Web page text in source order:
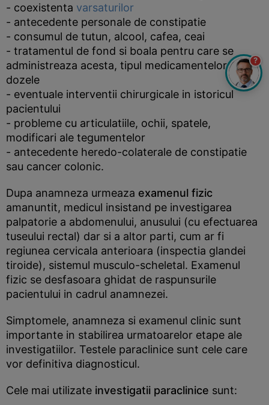
- coexistenta varsaturilor
- antecedente personale de constipatie
- consumul de tutun, alcool, cafea, ceai
- tratamentul de fond si boala pentru care se
administreaza acesta, tipul medicamentelor si
dozele
- eventuale interventii chirurgicale in istoricul
pacientului
- probleme cu articulatiile, ochii, spatele,
modificari ale tegumentelor
- antecedente heredo-colaterale de constipatie
sau cancer colonic.
Dupa anamneza urmeaza examenul fizic
amanuntit, medicul insistand pe investigarea
palpatorie a abdomenului, anusului (cu efectuarea
tuseului rectal) dar si a altor parti, cum ar fi
regiunea cervicala anterioara (inspectia glandei
tiroide), sistemul musculo-scheletal. Examenul
fizic se desfasoara ghidat de raspunsurile
pacientului in cadrul anamnezei.
Simptomele, anamneza si examenul clinic sunt
importante in stabilirea urmatoarelor etape ale
investigatiilor. Testele paraclinice sunt cele care
vor definitiva diagnosticul.
Cele mai utilizate investigatii paraclinice sunt:
?